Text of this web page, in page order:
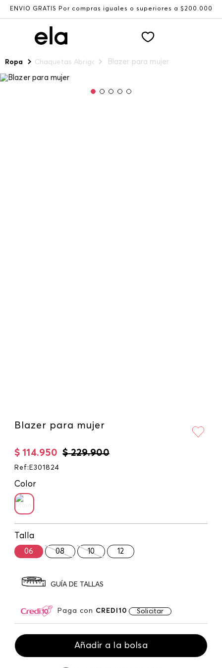
ENVÍO GRATIS Por compras iguales o superiores a $200.000
Ropa Chaquetas Abrigos y ChalecosBlazer para mujer
Blazer para mujer
$ 229.900
$ 114.950
Ref : E301824
Color
Talla
06 08 10 12
GUÍA DE TALLAS
Paga con CREDI10 Solicitar
Añadir a la bolsa